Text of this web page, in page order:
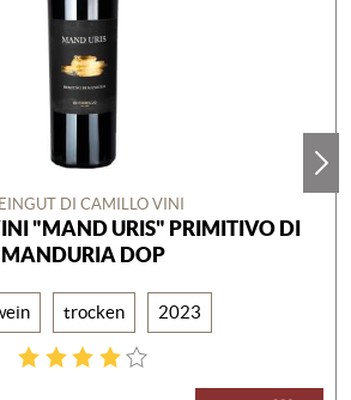
DI CAMILLO VINI
"MAND URIS" PRIMITIVO DI
MANDURIA DOP
trocken 2023